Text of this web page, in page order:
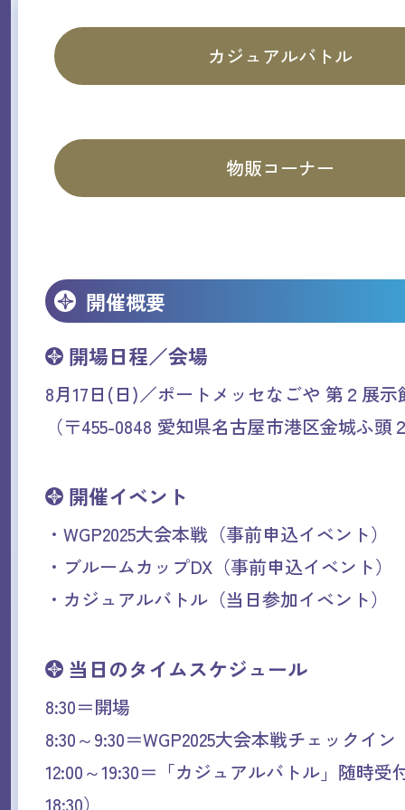
カジュアルバトル
物販コーナー
開催概要
開場日程／会場
8月17日(日)／ポートメッセなごや 第２展示
（〒455-0848 愛知県名古屋市港区金城ふ
開催イベント
・WGP2025大会本戦（事前申込イベント）
・ブルームカップDX（事前申込イベント）
・カジュアルバトル（当日参加イベント）
当日のタイムスケジュール
8:30＝開場
8:30～9:30＝WGP2025大会本戦チェックイン
12:00～19:30＝「カジュアルバトル」随時受
18:30）